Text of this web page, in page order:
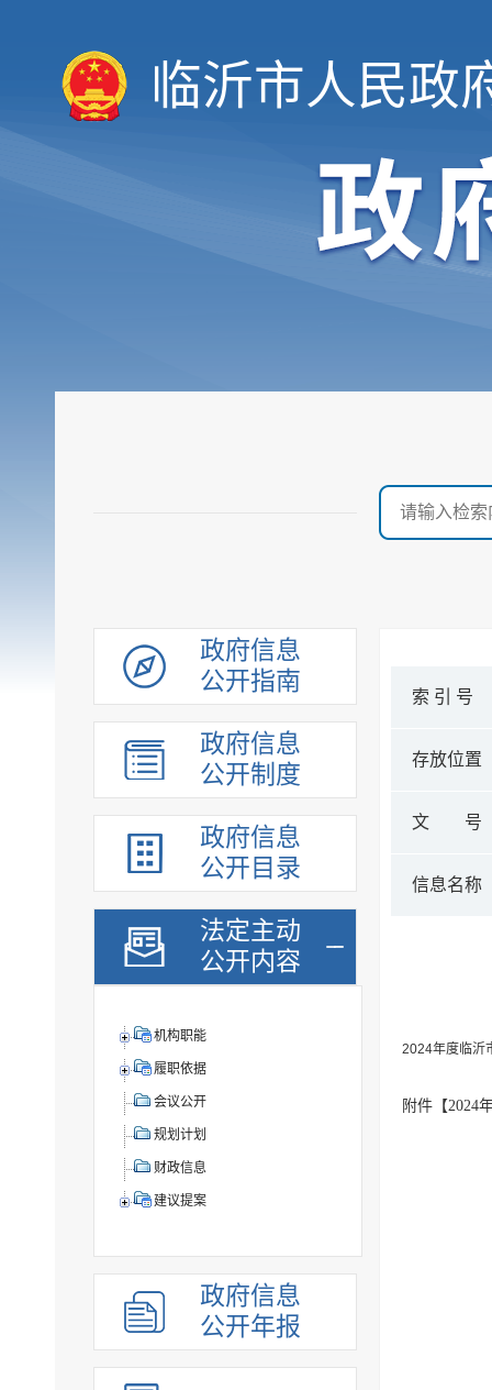
临沂市人民政
政府信息
公开指南
政府信息
公开制度
政府信息
公开目录
法定主动
公开内容
机构职能
履职依据
会议公开
规划计划
财政信息
建议提案
政府信息
公开年报
索 引 号
存放位置
文 号
信息名称
2024年度临沂
附件【2024